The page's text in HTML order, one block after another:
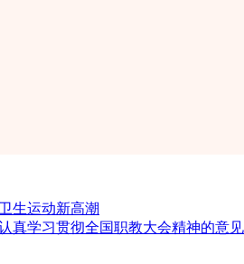
生运动新高潮
真学习贯彻全国职教大会精神的意见